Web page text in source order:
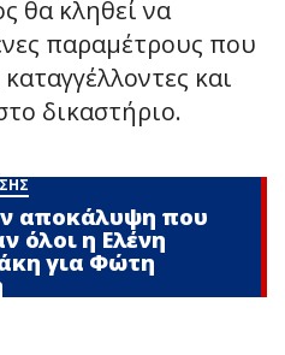
θα κληθεί να
παραμέτρους που
και
δικαστήριο.
αποκάλυψη που
όλοι η Ελένη
για Φώτη